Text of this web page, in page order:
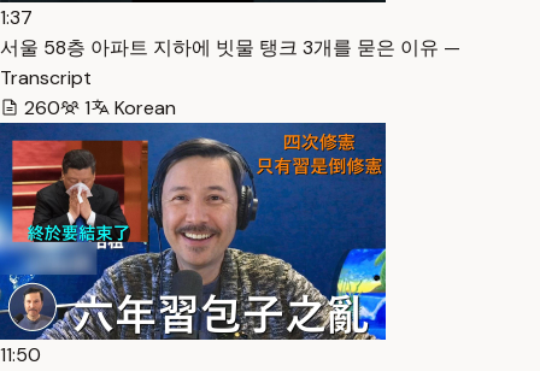
1:37
서울 58층 아파트 지하에 빗물 탱크 3개를 묻은 이유 —
Transcript
260
1 Korean
11:50